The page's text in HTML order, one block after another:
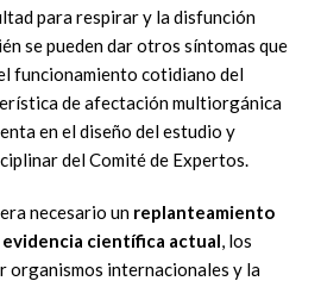
para respirar y la disfunción
se pueden dar otros síntomas que
funcionamiento cotidiano del
de afectación multiorgánica
en el diseño del estudio y
del Comité de Expertos.
necesario un replanteamiento
científica actual, los
organismos internacionales y la